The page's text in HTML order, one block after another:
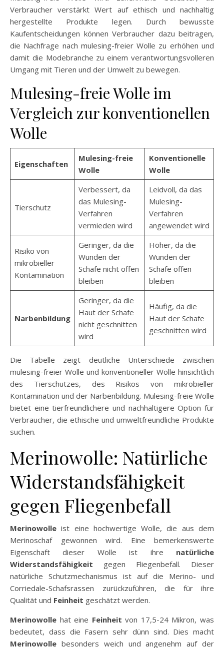
Verbraucher verstärkt Wert auf ethisch und nachhaltig
hergestellte Produkte legen. Durch bewusste
Kaufentscheidungen können Verbraucher dazu beitragen,
die Nachfrage nach mulesing-freier Wolle zu erhöhen und
damit die Modebranche zu einem verantwortungsvolleren
Umgang mit Tieren und der Umwelt zu bewegen.
Mulesing-freie Wolle im
Vergleich zur konventionellen
Wolle
Eigenschaften
Mulesing-freie
Wolle
Konventionelle
Wolle
Tierschutz
Verbessert, da
das Mulesing-
Verfahren
vermieden wird
Leidvoll, da das
Mulesing-
Verfahren
angewendet wird
Risiko von
mikrobieller
Kontamination
Geringer, da die
Wunden der
Schafe nicht offen
bleiben
Höher, da die
Wunden der
Schafe offen
bleiben
Narbenbildung
Geringer, da die
Haut der Schafe
nicht geschnitten
wird
Häufig, da die
Haut der Schafe
geschnitten wird
Die Tabelle zeigt deutliche Unterschiede zwischen
mulesing-freier Wolle und konventioneller Wolle hinsichtlich
des Tierschutzes, des Risikos von mikrobieller
Kontamination und der Narbenbildung. Mulesing-freie Wolle
bietet eine tierfreundlichere und nachhaltigere Option für
Verbraucher, die ethische und umweltfreundliche Produkte
suchen.
Merinowolle: Natürliche
Widerstandsfähigkeit
gegen Fliegenbefall
Merinowolle ist eine hochwertige Wolle, die aus dem
Merinoschaf gewonnen wird. Eine bemerkenswerte
Eigenschaft dieser Wolle ist ihre natürliche
Widerstandsfähigkeit gegen Fliegenbefall. Dieser
natürliche Schutzmechanismus ist auf die Merino- und
Corriedale-Schafsrassen zurückzuführen, die für ihre
Qualität und Feinheit geschätzt werden.
Merinowolle hat eine Feinheit von 17,5-24 Mikron, was
bedeutet, dass die Fasern sehr dünn sind. Dies macht
Merinowolle besonders weich und angenehm auf der